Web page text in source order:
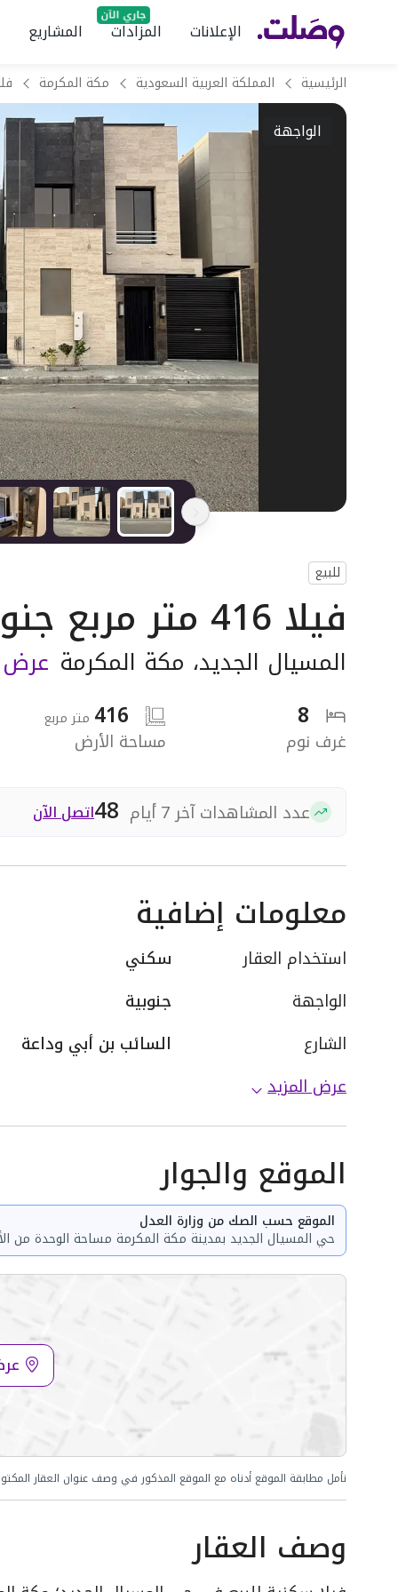
الإعلانات المزادات المشاريع
الرئيسية المملكة العربية السعودية مكة المكرمة
الواجهة
للبيع
فيلا 416 متر مربع جنوبية على شارع 15م
المسيال الجديد، مكة المكرمة عرض
8
غرف نوم
416 متر مربع
مساحة الأرض
عدد المشاهدات آخر 7 أيام 48اتصل الآن
معلومات إضافية
استخدام العقار سكني
الواجهة
جنوبية
الشارع
السائب بن أبي وداعة
عرض المزيد
الموقع والجوار
الموقع حسب الصك من وزارة العدل
حي المسيال الجديد بمدينة مكة المكرمة مساحة الوحدة من الأرض
نأمل مطابقة الموقع أدناه مع الموقع المذكور في وصف عنوان العقار
وصف العقار